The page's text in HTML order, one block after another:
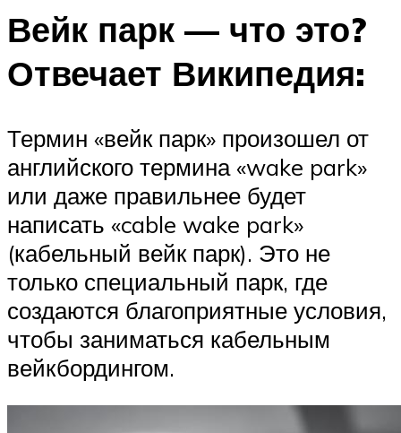
Вейк парк — что это?
Отвечает Википедия:
Термин «вейк парк» произошел от
английского термина «wake park»
или даже правильнее будет
написать «cable wake park»
(кабельный вейк парк). Это не
только специальный парк, где
создаются благоприятные условия,
чтобы заниматься кабельным
вейкбордингом.